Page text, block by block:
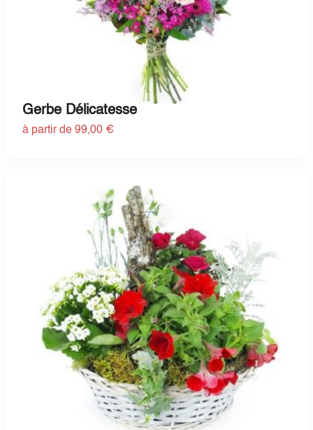
Gerbe Délicatesse
à partir de 99,00 €